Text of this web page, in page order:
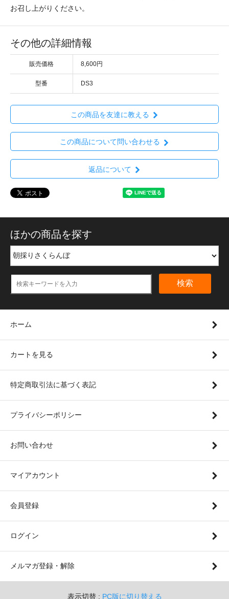
お召し上がりください。
その他の詳細情報
販売価格 8,600円
型番 DS3
この商品を友達に教える
この商品について問い合わせる
返品について
ほかの商品を探す
検索
ホーム
カートを見る
特定商取引法に基づく表記
プライバシーポリシー
お問い合わせ
マイアカウント
会員登録
ログイン
メルマガ登録・解除
表示切替 : PC版に切り替える